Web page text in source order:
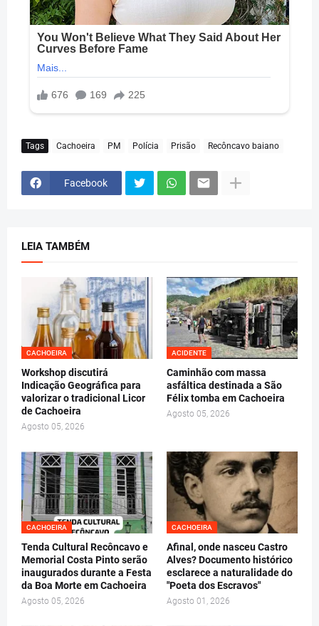
Tags Cachoeira PM Polícia Prisão Recôncavo baiano
Facebook
LEIA TAMBÉM
CACHOEIRA
Workshop discutirá
Indicação Geográfica para
valorizar o tradicional Licor
de Cachoeira
Agosto 05, 2026
ACIDENTE
Caminhão com massa
asfáltica destinada a São
Félix tomba em Cachoeira
Agosto 05, 2026
CACHOEIRA
Tenda Cultural Recôncavo e
Memorial Costa Pinto serão
inaugurados durante a Festa
da Boa Morte em Cachoeira
Agosto 05, 2026
CACHOEIRA
Afinal, onde nasceu Castro
Alves? Documento histórico
esclarece a naturalidade do
"Poeta dos Escravos"
Agosto 01, 2026